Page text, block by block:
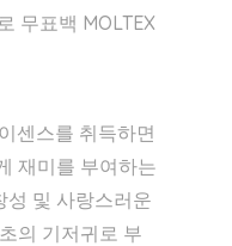
무표백 MOLTEX
센스를 취득하면
재미를 부여하는
성 및 사랑스러운
의 기저귀로 부